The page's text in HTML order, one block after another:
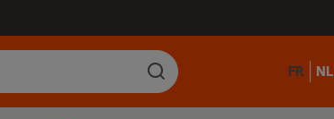
FR NL